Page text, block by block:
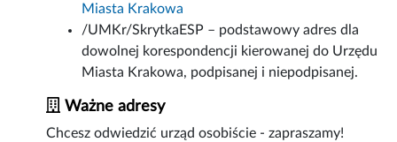
Miasta Krakowa
/UMKr/SkrytkaESP – podstawowy adres dla
dowolnej korespondencji kierowanej do Urzędu
Miasta Krakowa, podpisanej i niepodpisanej.
Ważne adresy
Chcesz odwiedzić urząd osobiście - zapraszamy!